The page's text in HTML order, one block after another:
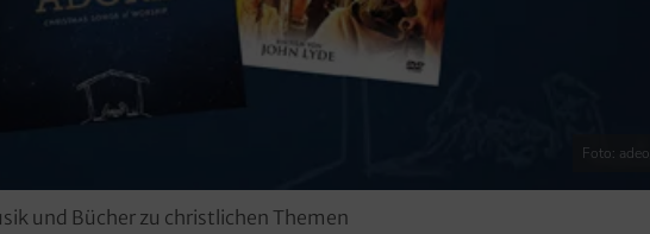
Foto:
und Bücher zu christlichen Themen